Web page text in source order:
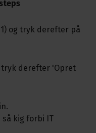
og tryk derefter på
tryk derefter 'Opret
så kig forbi IT